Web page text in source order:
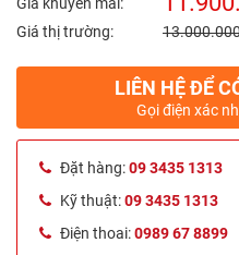
Giá thị trường:
LIÊN HỆ ĐỂ
Gọi điện xác
Đặt hàng:09 3435 1313
Kỹ thuật:09 3435 1313
Điện thoai:0989 67 8899